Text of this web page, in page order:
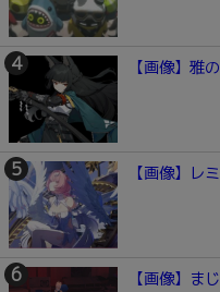
【画像】雅
【画像】レ
【画像】ま